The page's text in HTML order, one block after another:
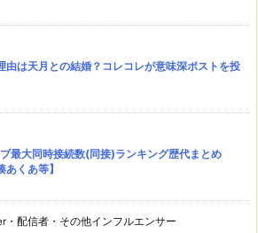
由は天月との結婚？コレコレが意味深ポストを投
最大同時接続数(同接)ランキング歴代まとめ
あくあ等】
・配信者・その他インフルエンサー